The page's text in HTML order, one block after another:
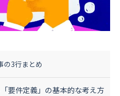
ウンロード
の3行まとめ
要件定義」の基本的な考え方